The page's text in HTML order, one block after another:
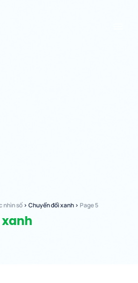
nhìn số › Chuyển đổi xanh › Page 5